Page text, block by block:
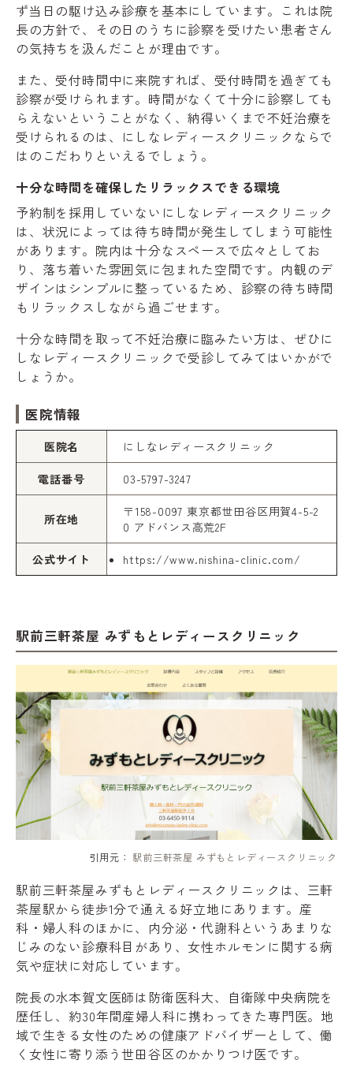
ず当日の駆け込み診療を基本にしています。これは院
長の方針で、その日のうちに診察を受けたい患者さん
の気持ちを汲んだことが理由です。
また、受付時間中に来院すれば、受付時間を過ぎても
診察が受けられます。時間がなくて十分に診察しても
らえないということがなく、納得いくまで不妊治療を
受けられるのは、にしなレディースクリニックならで
はのこだわりといえるでしょう。
十分な時間を確保したリラックスできる環境
予約制を採用していないにしなレディースクリニック
は、状況によっては待ち時間が発生してしまう可能性
があります。院内は十分なスペースで広々としてお
り、落ち着いた雰囲気に包まれた空間です。内観のデ
ザインはシンプルに整っているため、診察の待ち時間
もリラックスしながら過ごせます。
十分な時間を取って不妊治療に臨みたい方は、ぜひに
しなレディースクリニックで受診してみてはいかがで
しょうか。
医院情報
医院名 にしなレディースクリニック
電話番号 03-5797-3247
所在地
〒158-0097 東京都世田谷区用賀4-5-2
0 アドバンス高荒2F
公式サイト https://www.nishina-clinic.com/
駅前三軒茶屋 みずもとレディースクリニック
引用元： 駅前三軒茶屋 みずもとレディースクリニック
駅前三軒茶屋みずもとレディースクリニックは、三軒
茶屋駅から徒歩1分で通える好立地にあります。産
科・婦人科のほかに、内分泌・代謝科というあまりな
じみのない診療科目があり、女性ホルモンに関する病
気や症状に対応しています。
院長の水本賀文医師は防衛医科大、自衛隊中央病院を
歴任し、約30年間産婦人科に携わってきた専門医。地
域で生きる女性のための健康アドバイザーとして、働
く女性に寄り添う世田谷区のかかりつけ医です。